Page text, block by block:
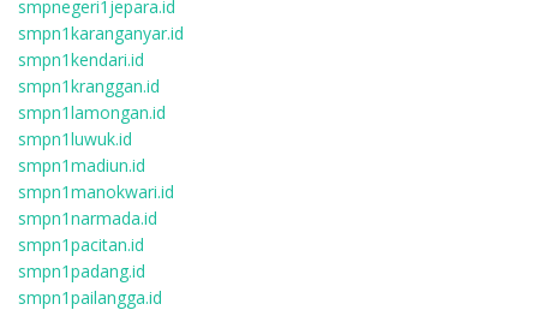
smpnegeri1jepara.id
smpn1karanganyar.id
smpn1kendari.id
smpn1kranggan.id
smpn1lamongan.id
smpn1luwuk.id
smpn1madiun.id
smpn1manokwari.id
smpn1narmada.id
smpn1pacitan.id
smpn1padang.id
smpn1pailangga.id